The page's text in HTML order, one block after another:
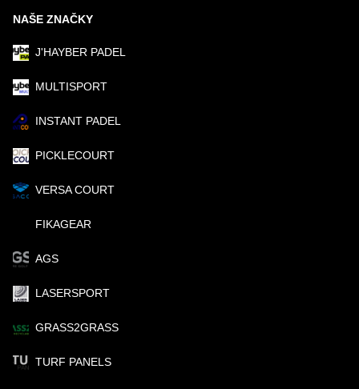
NAŠE ZNAČKY
J'HAYBER PADEL
MULTISPORT
INSTANT PADEL
PICKLECOURT
VERSA COURT
FIKAGEAR
AGS
LASERSPORT
GRASS2GRASS
TURF PANELS